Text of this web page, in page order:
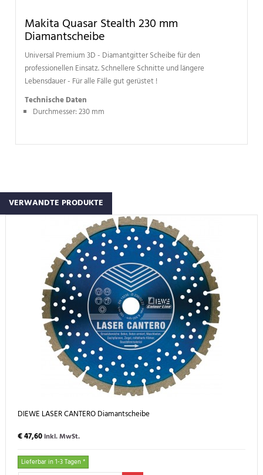
Makita Quasar Stealth 230 mm
Diamantscheibe
Universal Premium 3D - Diamantgitter Scheibe für den
professionellen Einsatz. Schnellere Schnitte und längere
Lebensdauer - Für alle Fälle gut gerüstet !
Technische Daten
Durchmesser: 230 mm
VERWANDTE PRODUKTE
DIEWE LASER CANTERO Diamantscheibe
€ 47,60inkl. MwSt.
Lieferbar in 1-3 Tagen *